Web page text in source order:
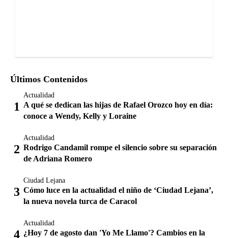
Últimos Contenidos
Actualidad
A qué se dedican las hijas de Rafael Orozco hoy en día:
conoce a Wendy, Kelly y Loraine
Actualidad
Rodrigo Candamil rompe el silencio sobre su separación
de Adriana Romero
Ciudad Lejana
Cómo luce en la actualidad el niño de ‘Ciudad Lejana’,
la nueva novela turca de Caracol
Actualidad
¿Hoy 7 de agosto dan 'Yo Me Llamo'? Cambios en la